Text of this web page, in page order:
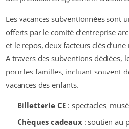
Les vacances subventionnées sont
offerts par le comité d’entreprise
et le repos, deux facteurs clés
À travers des subventions dédiées,
pour les familles, incluant souvent
vacances des enfants.
Billetterie CE: spectacles,
Chèques cadeaux: soutien au